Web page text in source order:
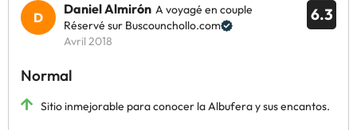
6.3
Daniel Almirón A voyagé en couple
Réservé sur Buscounchollo.com
Avril 2018
Normal
Sitio inmejorable para conocer la Albufera y sus encantos.